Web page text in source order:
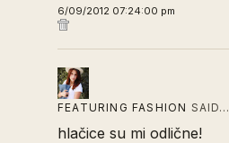
6/09/2012 07:24:00 pm
FEATURING FASHION SAID…
hlačice su mi odlične!